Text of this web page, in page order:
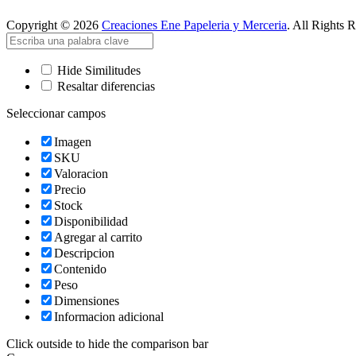
Copyright © 2026 Creaciones Ene Papeleria y Merceria. All Rights
Hide Similitudes
Resaltar diferencias
Seleccionar campos
Imagen
SKU
Valoracion
Precio
Stock
Disponibilidad
Agregar al carrito
Descripcion
Contenido
Peso
Dimensiones
Informacion adicional
Click outside to hide the comparison bar